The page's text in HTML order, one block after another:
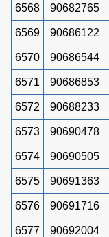
6568 90682765
6569 90686122
6570 90686544
6571 90686853
6572 90688233
6573 90690478
6574 90690505
6575 90691363
6576 90691716
6577 90692004